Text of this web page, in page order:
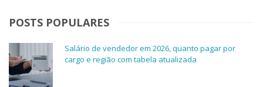
POSTS POPULARES
Salário de vendedor em 2026, quanto pagar por
cargo e região com tabela atualizada